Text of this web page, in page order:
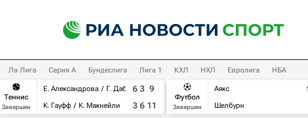
Ла Лига Серия А Бундеслига Лига 1 КХЛ НХЛ Евролига НБА
Теннис
Завершен
Е. Александрова
Г. Дабровски
К. Гауфф
К. Макнейли
6 3 9
3 6 11
Футбол
Завершен
Аякс
Шелбурн